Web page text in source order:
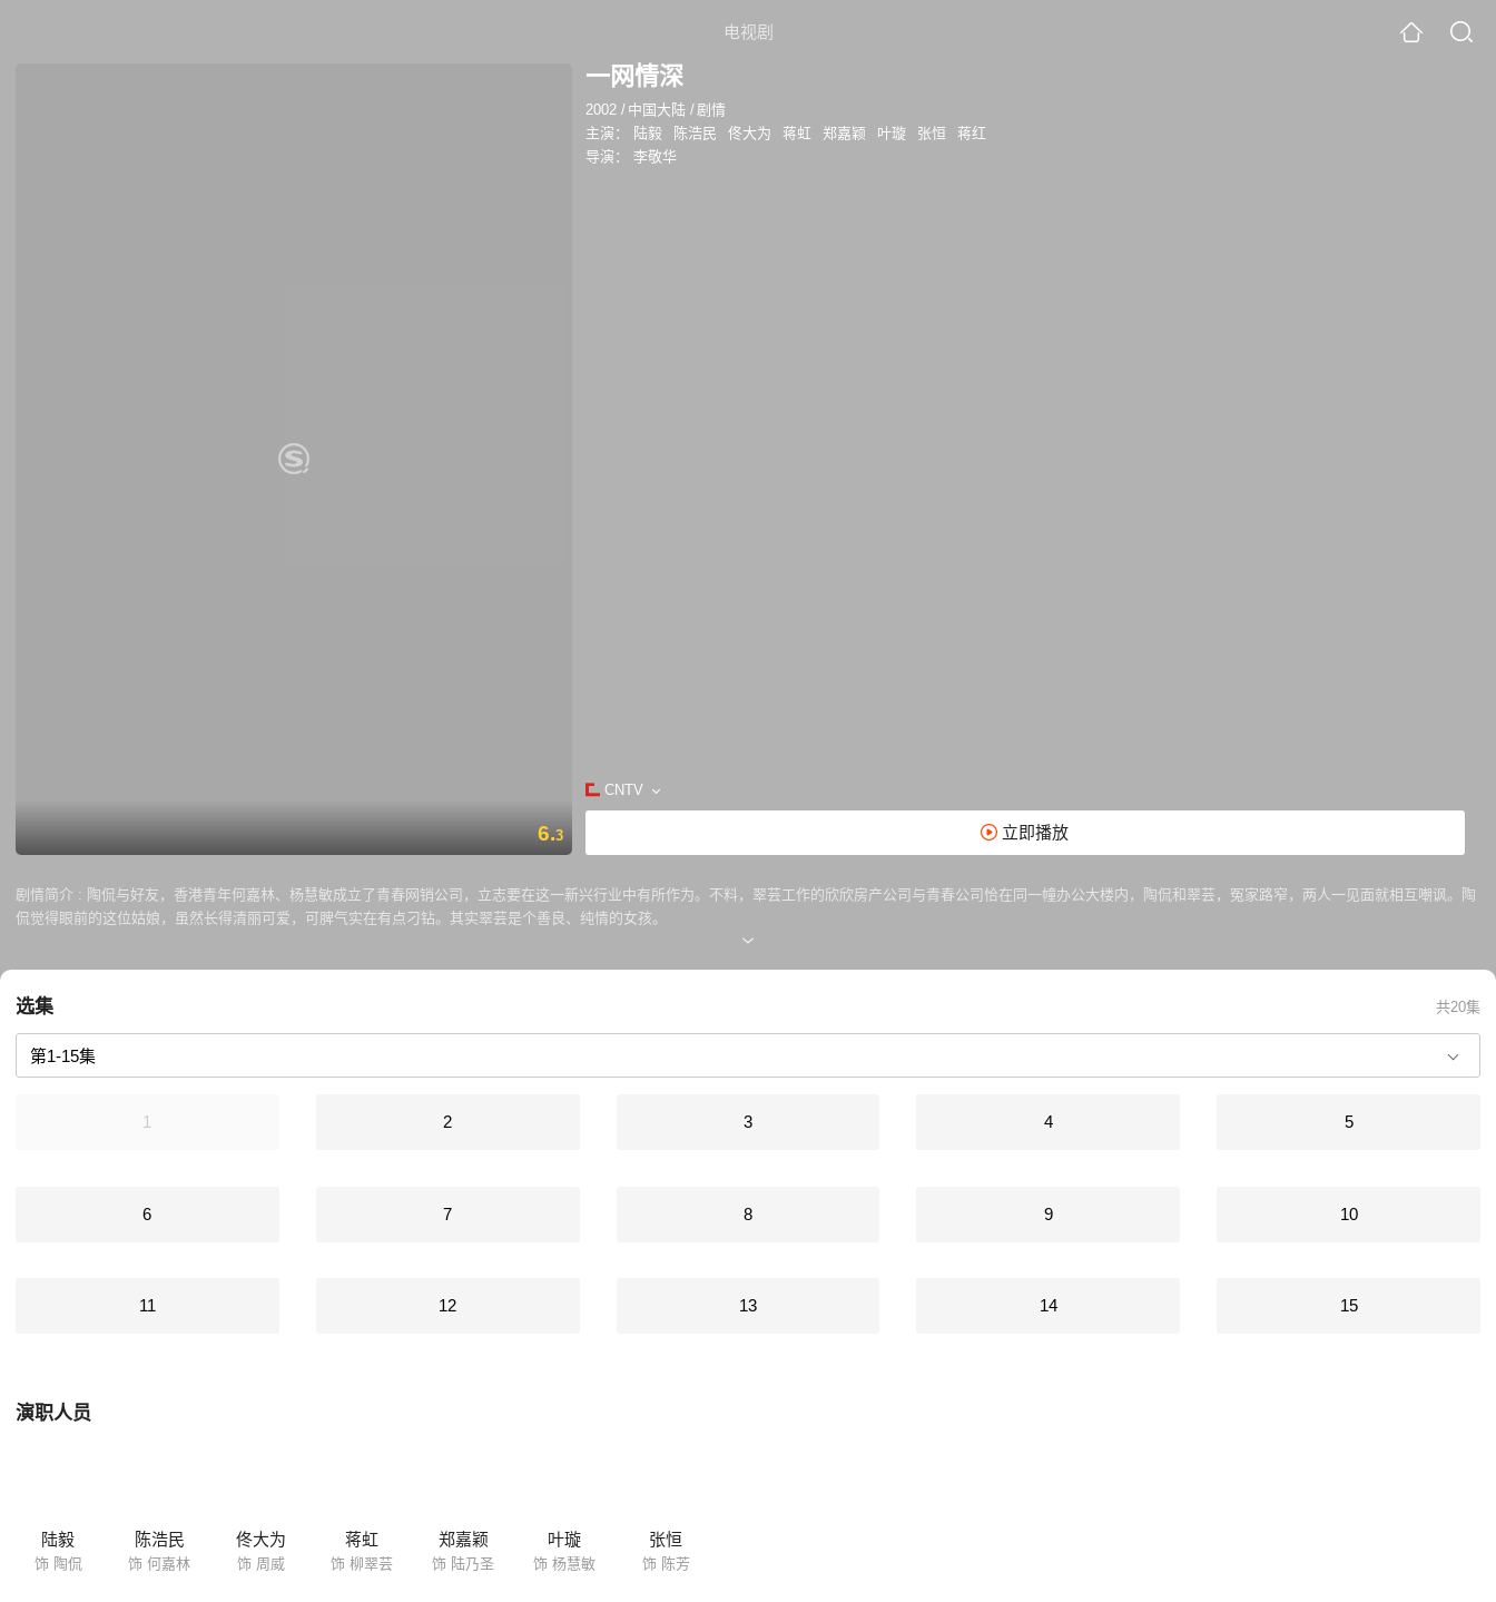
电视剧
6.3
一网情深
2002 / 中国大陆 /剧情
主演：
陆毅 陈浩民 佟大为 蒋虹 郑嘉颖 叶璇 张恒
蒋红
导演：
李敬华
CNTV
立即播放
剧情简介 : 陶侃与好友，香港青年何嘉林、杨慧敏成立了青春网销公司，立志要在这一新兴行业中有所作为。不料，翠芸工作的欣欣房产公司与青春公司恰在同一幢办公大楼内，陶侃和翠芸，冤家路窄，两人一见面就相互嘲讽。陶
侃觉得眼前的这位姑娘，虽然长得清丽可爱，可脾气实在有点刁钻。其实翠芸是个善良、纯情的女孩。
选集 共20集
1 2 3 4 5
6 7 8 9 10
11 12 13 14 15
演职人员
陆毅
饰 陶侃
陈浩民
饰 何嘉林
佟大为
饰 周威
蒋虹
饰 柳翠芸
郑嘉颖
饰 陆乃圣
叶璇
饰 杨慧敏
张恒
饰 陈芳